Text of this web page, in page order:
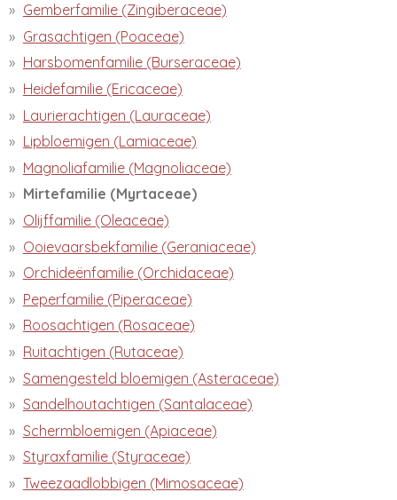
Gemberfamilie (Zingiberaceae)
Grasachtigen (Poaceae)
Harsbomenfamilie (Burseraceae)
Heidefamilie (Ericaceae)
Laurierachtigen (Lauraceae)
Lipbloemigen (Lamiaceae)
Magnoliafamilie (Magnoliaceae)
Mirtefamilie (Myrtaceae)
Olijffamilie (Oleaceae)
Ooievaarsbekfamilie (Geraniaceae)
Orchideënfamilie (Orchidaceae)
Peperfamilie (Piperaceae)
Roosachtigen (Rosaceae)
Ruitachtigen (Rutaceae)
Samengesteld bloemigen (Asteraceae)
Sandelhoutachtigen (Santalaceae)
Schermbloemigen (Apiaceae)
Styraxfamilie (Styraceae)
Tweezaadlobbigen (Mimosaceae)